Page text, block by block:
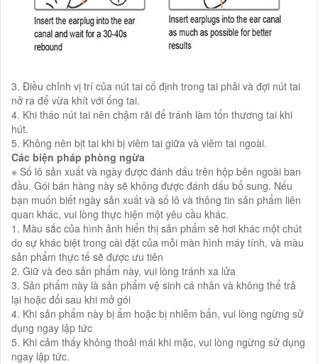
3. Điều chỉnh vị trí của nút tai cố định trong tai phải và đợi nút tai
nở ra để vừa khít với ống tai.
4. Khi tháo nút tai nên chậm rãi để tránh làm tổn thương tai khi
hút.
5. Không nên bịt tai khi bị viêm tai giữa và viêm tai ngoài.
Các biện pháp phòng ngừa
※ Số lô sản xuất và ngày được đánh dấu trên hộp bên ngoài ban
đầu. Gói bán hàng này sẽ không được đánh dấu bổ sung. Nếu
bạn muốn biết ngày sản xuất và số lô và thông tin sản phẩm liên
quan khác, vui lòng thực hiện một yêu cầu khác.
1. Màu sắc của hình ảnh hiển thị sản phẩm sẽ hơi khác một chút
do sự khác biệt trong cài đặt của mỗi màn hình máy tính, và màu
sản phẩm thực tế sẽ được ưu tiên
2. Giữ và đeo sản phẩm này, vui lòng tránh xa lửa
3. Sản phẩm này là sản phẩm vệ sinh cá nhân và không thể trả
lại hoặc đổi sau khi mở gói
4. Khi sản phẩm này bị ẩm hoặc bị nhiễm bẩn, vui lòng ngừng sử
dụng ngay lập tức
5. Khi cảm thấy không thoải mái khi mặc, vui lòng ngừng sử dụng
ngay lập tức.